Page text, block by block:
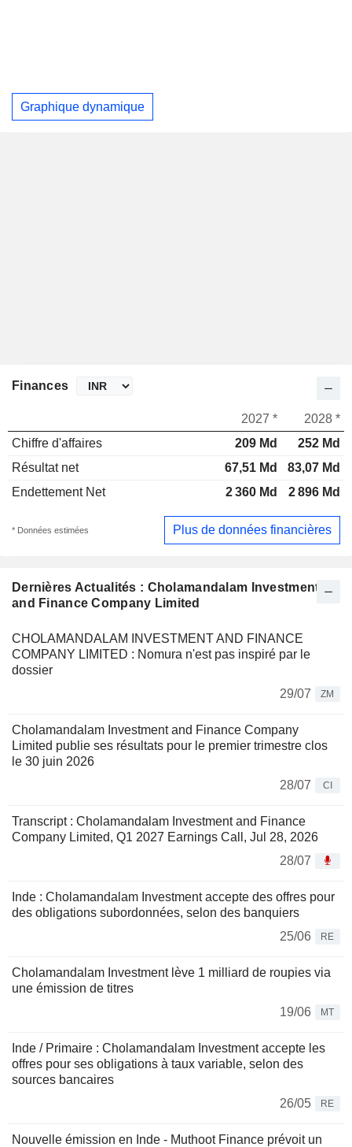
Graphique dynamique
Dernières Actualités : Cholamandalam Investment
and Finance Company Limited
CHOLAMANDALAM INVESTMENT AND FINANCE
COMPANY LIMITED : Nomura n'est pas inspiré par le
dossier
29/07
ZM
Cholamandalam Investment and Finance Company
Limited publie ses résultats pour le premier trimestre clos
le 30 juin 2026
28/07
CI
Transcript : Cholamandalam Investment and Finance
Company Limited, Q1 2027 Earnings Call, Jul 28, 2026
28/07
Inde : Cholamandalam Investment accepte des offres pour
des obligations subordonnées, selon des banquiers
25/06
RE
Cholamandalam Investment lève 1 milliard de roupies via
une émission de titres
19/06
MT
Inde / Primaire : Cholamandalam Investment accepte les
offres pour ses obligations à taux variable, selon des
sources bancaires
26/05
RE
Nouvelle émission en Inde - Muthoot Finance prévoit un
Finances
2027 *
2028 *
Chiffre d'affaires
209 Md
252 Md
Résultat net
67,51 Md
83,07 Md
Endettement Net
2 360 Md 2 896 Md
* Données estimées Plus de données financières